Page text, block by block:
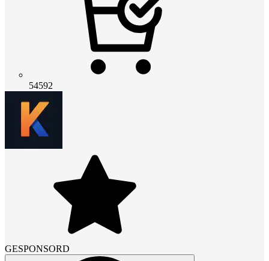
54592
GESPONSORD